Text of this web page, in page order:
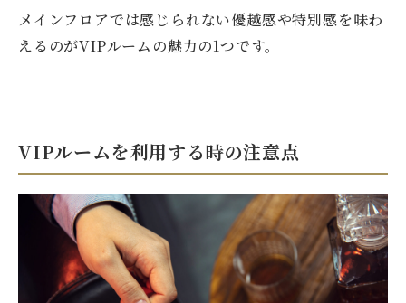
メインフロアでは感じられない優越感や特別感を味わ
えるのがVIPルームの魅力の1つです。
VIPルームを利用する時の注意点